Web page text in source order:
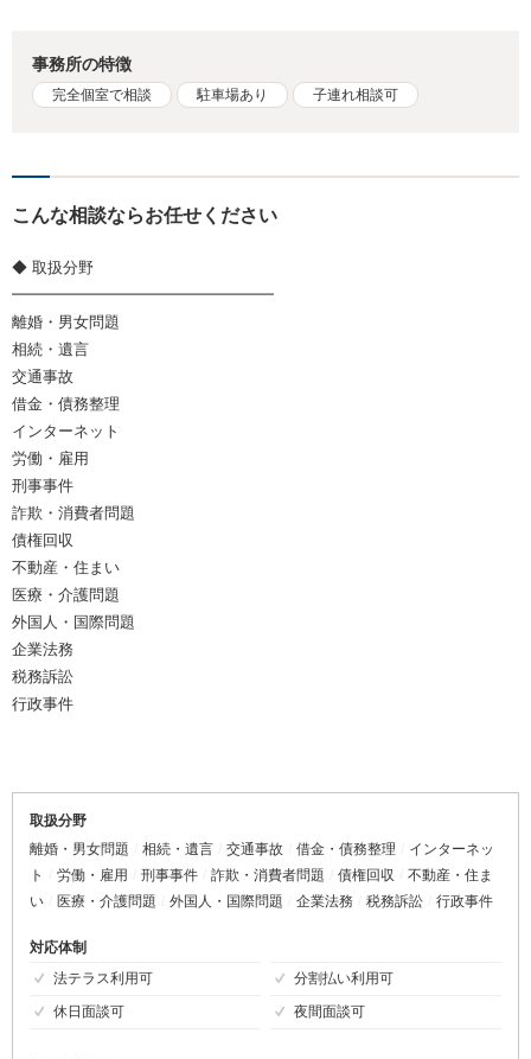
事務所の特徴
完全個室で相談 駐車場あり 子連れ相談可
こんな相談ならお任せください
◆ 取扱分野
━━━━━━━━━━━━━━━━━
離婚・男女問題
相続・遺言
交通事故
借金・債務整理
インターネット
労働・雇用
刑事事件
詐欺・消費者問題
債権回収
不動産・住まい
医療・介護問題
外国人・国際問題
企業法務
税務訴訟
行政事件
取扱分野
離婚・男女問題
相続・遺言 交通事故 借金・債務整理
インターネッ
ト
労働・雇用 刑事事件 詐欺・消費者問題 債権回収
不動産・住ま
い
医療・介護問題 外国人・国際問題 企業法務 税務訴訟 行政事件
対応体制
法テラス利用可
分割払い利用可
休日面談可
夜間面談可